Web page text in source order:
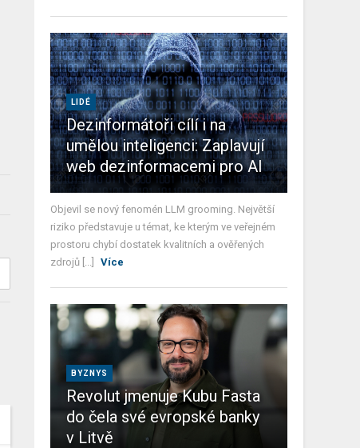
LIDÉ
Dezinformátoři cílí i na
umělou inteligenci: Zaplavují
web dezinformacemi pro AI
Objevil se nový fenomén LLM grooming. Největší
riziko představuje u témat, ke kterým ve veřejném
prostoru chybí dostatek kvalitních a ověřených
zdrojů [...]
Více
BYZNYS
Revolut jmenuje Kubu Fasta
do čela své evropské banky
v Litvě